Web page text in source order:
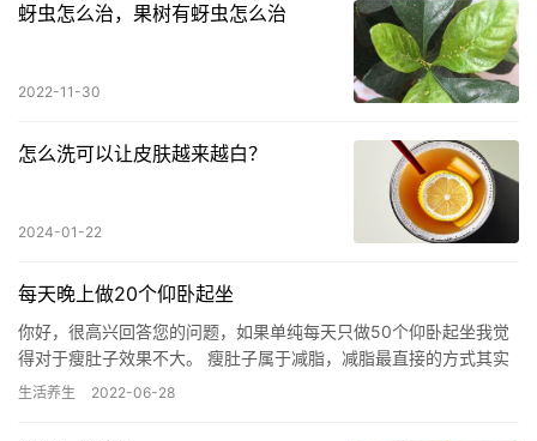
蚜虫怎么治，果树有蚜虫怎么治
2022-11-30
怎么洗可以让皮肤越来越白？
2024-01-22
每天晚上做20个仰卧起坐
你好，很高兴回答您的问题，如果单纯每天只做50个仰卧起坐我觉
得对于瘦肚子效果不大。 瘦肚子属于减脂，减脂最直接的方式其实
是合理饮食，制造适当热量缺口，所谓三分练七分吃。 饮食做到
生活养生 2022-06-28